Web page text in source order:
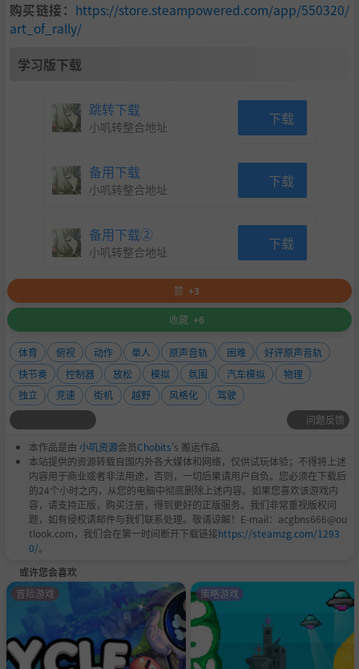
购买链接： https://store.steampowered.com/app/550320/
art_of_rally/
学习版下载
跳转下载
小叽转整合地址 下载
备用下载
小叽转整合地址 下载
备用下载②
小叽转整合地址 下载
赞 +3
收藏 +6
体育 俯视 动作 单人 原声音轨 困难
好评原声音轨
快节奏
控制器 放松 模拟 氛围 汽车模拟
物理
独立
竞速 街机 越野 风格化
驾驶
问题反馈
本作品是由 小叽资源会员Chobits's 搬运作品.
本站提供的资源转载自国内外各大媒体和网络，仅供试玩体验；不得将上述
内容用于商业或者非法用途，否则，一切后果请用户自负。您必须在下载后
的24个小时之内，从您的电脑中彻底删除上述内容。如果您喜欢该游戏内
容，请支持正版，购买注册，得到更好的正版服务。我们非常重视版权问
题，如有侵权请邮件与我们联系处理。敬请谅解！E-mail：acgbns666@ou
tlook.com，我们会在第一时间断开下载链接https://steamzg.com/1293
0/。
或许您会喜欢
冒险游戏 策略游戏